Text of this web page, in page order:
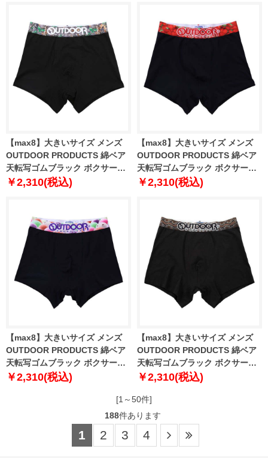
【max8】大きいサイズ メンズ
OUTDOOR PRODUCTS 綿ベア
天転写ゴムブラック ボクサーパ
ンツ リアルカモ×ブラック 1249-
￥2,310(税込)
【max8】大きいサイズ メンズ
OUTDOOR PRODUCTS 綿ベア
天転写ゴムブラック ボクサーパ
ンツ ストロベリー×ブラック
￥2,310(税込)
【max8】大きいサイズ メンズ
OUTDOOR PRODUCTS 綿ベア
天転写ゴムブラック ボクサーパ
ンツ アイスクリーム×ブラック
￥2,310(税込)
【max8】大きいサイズ メンズ
OUTDOOR PRODUCTS 綿ベア
天転写ゴムブラック ボクサーパ
ンツ ブラック×パイソン 1249-
￥2,310(税込)
[1～50件]
188件あります
1 2 3 4